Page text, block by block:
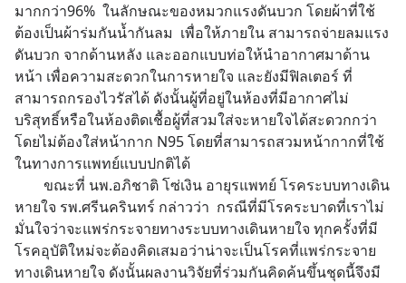
มากกว่า96%  ในลักษณะของหมวกแรงดันบวก โดยผ้าที่ใช้
ต้องเป็นผ้าร่มกันน้ำกันลม  เพื่อให้ภายใน สามารถจ่ายลมแรง
ดันบวก จากด้านหลัง และออกแบบท่อให้นำอากาศมาด้าน
หน้า เพื่อความสะดวกในการหายใจ และยังมีฟิลเตอร์ ที่
สามารถกรองไวรัสได้ ดังนั้นผู้ที่อยู่ในห้องที่มีอากาศไม่
บริสุทธิ์หรือในห้องติดเชื้อผู้ที่สวมใส่จะหายใจได้สะดวกกว่า
โดยไม่ต้องใส่หน้ากาก N95 โดยที่สามารถสวมหน้ากากที่ใช้
ในทางการแพทย์แบบปกติได้
หายใจ รพ.ศรีนครินทร์ กล่าวว่า  กรณีที่มีโรคระบาดที่เราไม่
มั่นใจว่าจะแพร่กระจายทางระบบทางเดินหายใจ ทุกครั้งที่มี
โรคอุบัติใหม่จะต้องคิดเสมอว่าน่าจะเป็นโรคที่แพร่กระจาย
ทางเดินหายใจ ดังนั้นผลงานวิจัยที่ร่วมกันคิดค้นขึ้นชุดนี้จึงมี